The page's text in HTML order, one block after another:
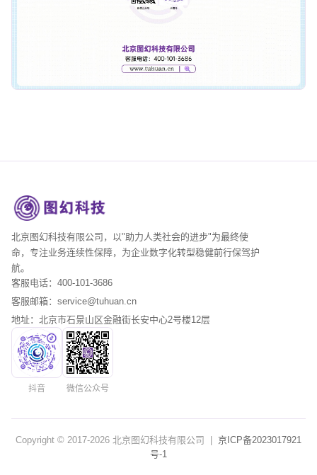
北京图幻科技有限公司，以"助力人类社会的进步"为最终使
命，专注业务连续性保障，为企业数字化转型稳健前行保驾护
航。
客服电话：400-101-3686
客服邮箱：service@tuhuan.cn
地址：北京市石景山区金融街长安中心2号楼12层
抖音 微信公众号
Copyright © 2017-2026 北京图幻科技有限公司 | 京ICP备2023017921
号-1